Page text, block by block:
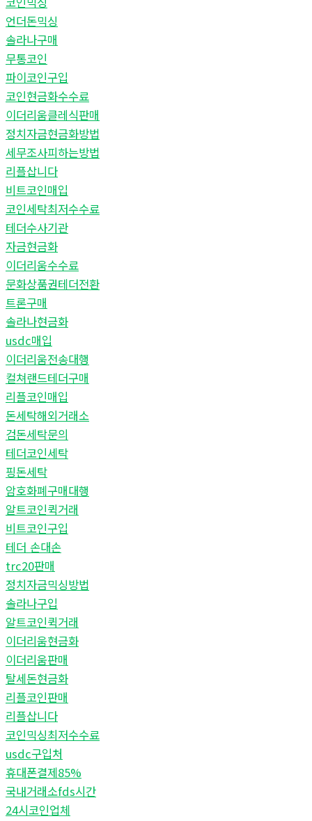
언더돈믹싱
솔라나구매
무통코인
파이코인구입
코인현금화수수료
이더리움클레식판매
정치자금현금화방법
세무조사피하는방법
리플삽니다
비트코인매입
코인세탁최저수수료
테더수사기관
자금현금화
이더리움수수료
문화상품권테더전환
트론구매
솔라나현금화
usdc매입
이더리움전송대행
컬쳐랜드테더구매
리플코인매입
돈세탁해외거래소
검돈세탁문의
테더코인세탁
핑돈세탁
암호화폐구매대행
알트코인퀵거래
비트코인구입
테더 손대손
trc20판매
정치자금믹싱방법
솔라나구입
알트코인퀵거래
이더리움현금화
이더리움판매
탈세돈현금화
리플코인판매
리플삽니다
코인믹싱최저수수료
usdc구입처
휴대폰결제85%
국내거래소fds시간
24시코인업체